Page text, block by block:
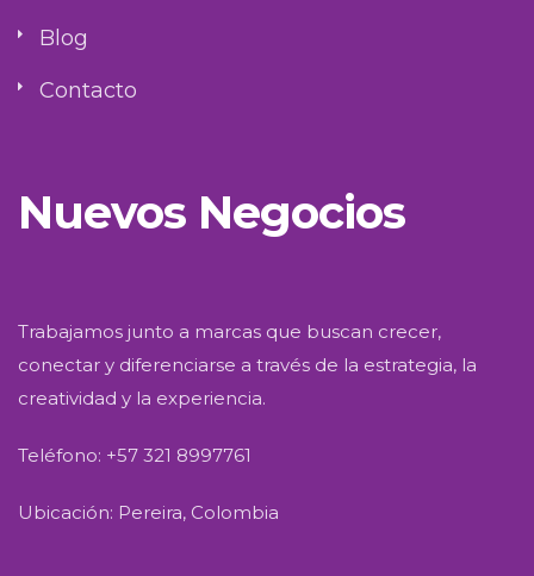
Blog
Contacto
Nuevos Negocios
Trabajamos junto a marcas que buscan crecer,
conectar y diferenciarse a través de la estrategia, la
creatividad y la experiencia.
Teléfono: +57 321 8997761
Ubicación: Pereira, Colombia